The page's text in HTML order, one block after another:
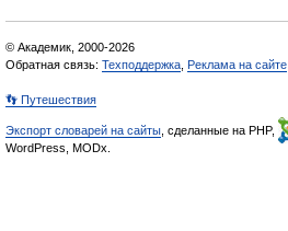
© Академик, 2000-2026
Обратная связь: Техподдержка Реклама на сайте
👣 Путешествия
Экспорт словарей на сайты , сделанные на PHP,
WordPress, MODx.